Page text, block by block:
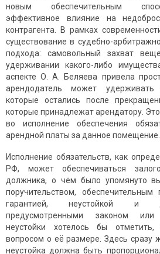
новым обеспечительным
эффективное влияние на
контрагента. В рамках
существование в судебно-
подхода: самовольный захват
удерживании какого-либо
аспекте О. А. Беляева привела
арендодатель может
которые остались после
которые принадлежат арендатору.
во исполнение обеспечения
арендной платы за данное помещение.
Исполнение обязательств, как
РФ, может обеспечиваться
должника, о чём было упомянуто
поручительством,
гарантией, неустойкой и
предусмотренными законом
неустойки хотелось бы
вопросом о её размере. Здесь сразу
неустойка должна быть